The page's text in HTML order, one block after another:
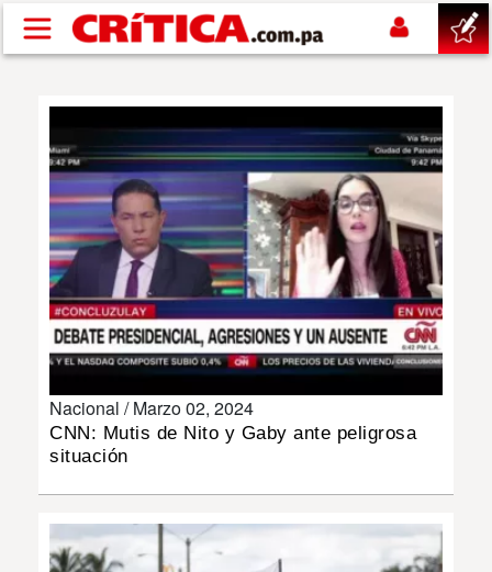
Pasar al contenido principal
SUCESOS
NACIONAL
POLÍTICA
SHOW
DEPORTES
Nacional /Marzo 02, 2024
CNN: Mutis de Nito y Gaby ante peligrosa
situación